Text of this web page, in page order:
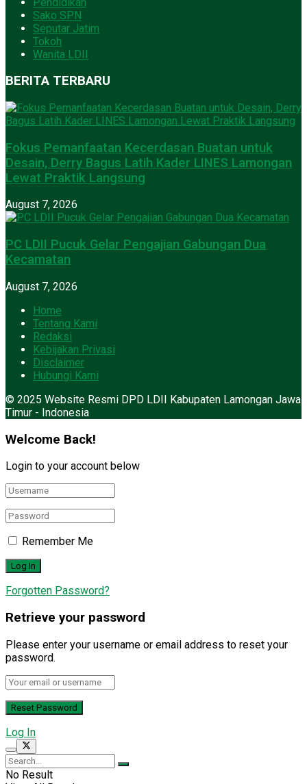
Sako SPN
Seputar Jatim
Tokoh
Wanita LDII
BERITA TERBARU
Fokus Pemanfaatan Kecerdasan Buatan untuk
Desain, Derry Bagus Latih Kader LINES Lamongan
Lewat Praktik Langsung
August 7, 2026
PC LDII Pucuk Gelar Pengajian Gabungan Dua
Kecamatan
August 7, 2026
Home
Tentang Kami
Redaksi
Kebijakan Privasi
Disclaimer
Hubungi Kami
© 2025 Website Resmi DPD LDII Kabupaten Lamongan Jawa
Timur - Indonesia
Welcome Back!
Login to your account below
Remember Me
Forgotten Password?
Retrieve your password
Please enter your username or email address to reset your
password.
Log In
No Result